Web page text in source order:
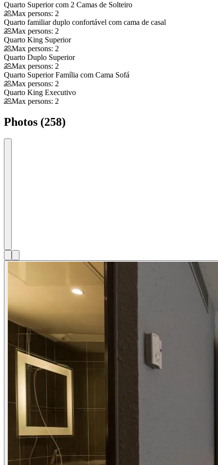
Quarto Superior com 2 Camas de Solteiro
Max persons: 2
Quarto familiar duplo confortável com cama de casal
Max persons: 2
Quarto King Superior
Max persons: 2
Quarto Duplo Superior
Max persons: 2
Quarto Superior Família com Cama Sofá
Max persons: 2
Quarto King Executivo
Max persons: 2
Photos (258)